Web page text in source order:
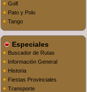
Golf
Pato y Polo
Tango
Especiales
Buscador de Rutas
Información General
Historia
Fiestas Provinciales
Transporte